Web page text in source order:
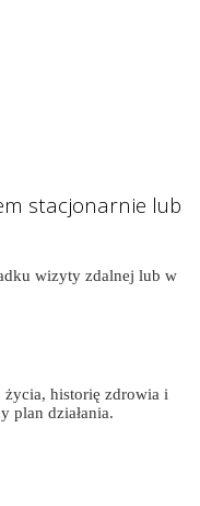
stacjonarnie lub
wizyty zdalnej lub w
historię zdrowia i
plan działania.